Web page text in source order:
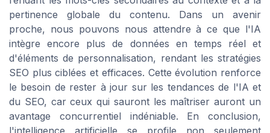
pertinence globale du contenu. Dans un avenir
proche, nous pouvons nous attendre à ce que l'IA
intègre encore plus de données en temps réel et
d'éléments de personnalisation, rendant les stratégies
SEO plus ciblées et efficaces. Cette évolution renforce
le besoin de rester à jour sur les tendances de l'IA et
du SEO, car ceux qui sauront les maîtriser auront un
avantage concurrentiel indéniable. En conclusion,